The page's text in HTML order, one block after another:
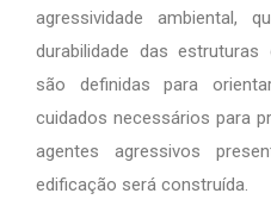
agressividade ambiental,
durabilidade das
são definidas para
cuidados necessários para
agentes agressivos
edificação será construída.